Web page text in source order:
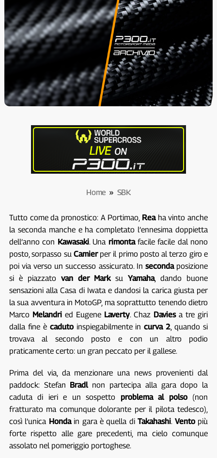
Home » SBK
Tutto come da pronostico: A Portimao, Reaha vinto anche
la seconda manche e ha completato l’ennesima doppietta
dell’anno con Kawasaki. Una rimontafacile facile dal nono
posto, sorpasso su Camierper il primo posto al terzo giro e
poi via verso un successo assicurato. In secondaposizione
si è piazzato van der MarksuYamaha, dando buone
sensazioni alla Casa di Iwata e dandosi la carica giusta per
la sua avventura in MotoGP, ma soprattutto tenendo dietro
Marco Melandried Eugene Laverty. Chaz Daviesa tre giri
dalla fine è cadutoinspiegabilmente incurva 2, quando si
trovava al secondo posto e con un altro podio
praticamente certo: un gran peccato per il gallese.
Prima del via, da menzionare una news provenienti dal
paddock: Stefan Bradlnon partecipa alla gara dopo la
caduta di ieri e un sospetto problema al polso(non
fratturato ma comunque dolorante per il pilota tedesco),
così l’unica Hondain gara è quella diTakahashi. Ventopiù
forte rispetto alle gare precedenti, ma cielo comunque
assolato nel pomeriggio portoghese.